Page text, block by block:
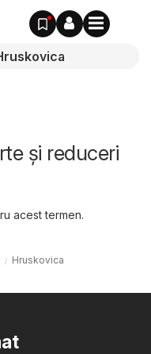
și reduceri
acest termen.
Hruskovica